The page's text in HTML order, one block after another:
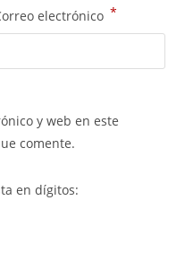
electrónico *
y web en este
comente.
en dígitos: